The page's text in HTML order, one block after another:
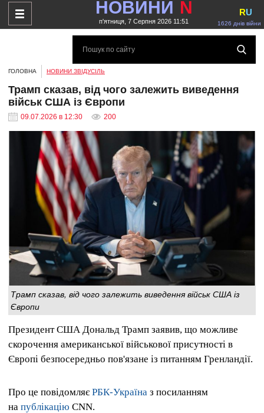
НОВИНИ N
п'ятниця, 7 Серпня 2026 11:51 1626 днів війни
RU
ГОЛОВНА НОВИНИ ЗВІДУСІЛЬ
Трамп сказав, від чого залежить виведення
військ США із Європи
09.07.2026 в 12:30 200
Трамп сказав, від чого залежить виведення військ США із
Європи
Президент США Дональд Трамп заявив, що можливе
скорочення американської військової присутності в
Європі безпосередньо пов'язане із питанням Гренландії.
Про це повідомляє РБК-Україна з посиланням
на публікацію CNN.